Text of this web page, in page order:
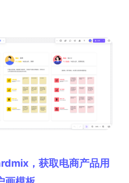
，获取电商产品用